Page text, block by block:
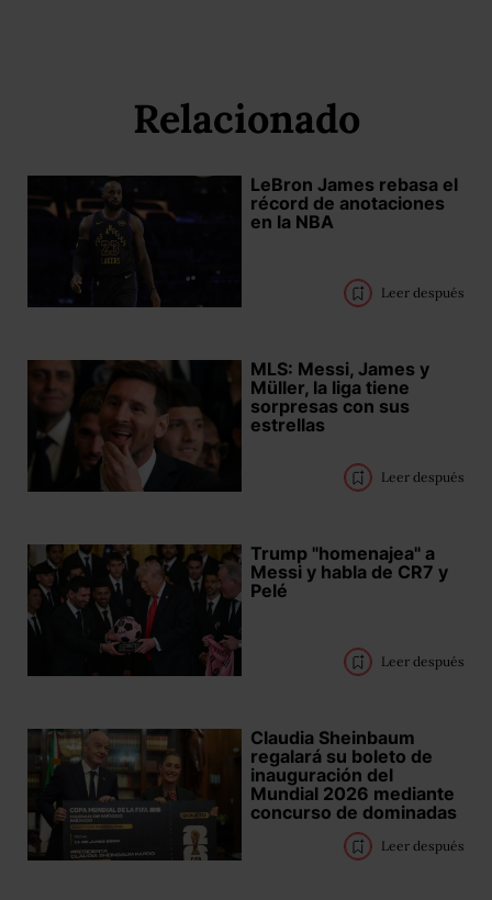
Relacionado
LeBron James rebasa el
récord de anotaciones
en la NBA
Leer después
MLS: Messi, James y
Müller, la liga tiene
sorpresas con sus
estrellas
Leer después
Trump "homenajea" a
Messi y habla de CR7 y
Pelé
Leer después
Claudia Sheinbaum
regalará su boleto de
inauguración del
Mundial 2026 mediante
concurso de dominadas
Leer después